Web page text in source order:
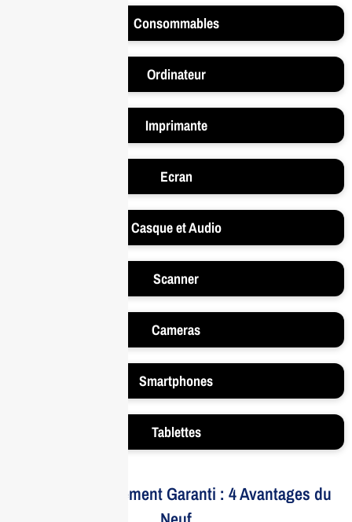
Consommables
Ordinateur
Imprimante
Ecran
Casque et Audio
Scanner
Cameras
Smartphones
Tablettes
Votre Investissement Garanti : 4 Avantages du